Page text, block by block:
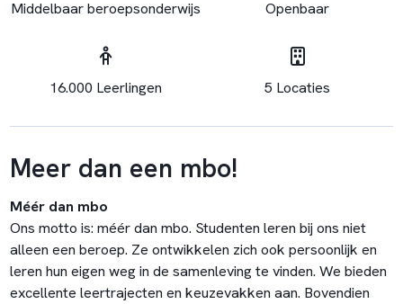
Middelbaar beroepsonderwijs Openbaar
16.000 Leerlingen 5 Locaties
Meer dan een mbo!
Méér dan mbo
Ons motto is: méér dan mbo. Studenten leren bij ons niet
alleen een beroep. Ze ontwikkelen zich ook persoonlijk en
leren hun eigen weg in de samenleving te vinden. We bieden
excellente leertrajecten en keuzevakken aan. Bovendien